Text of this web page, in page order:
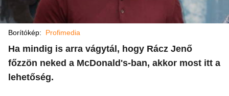
Borítókép: Profimedia
Ha mindig is arra vágytál, hogy Rácz Jenő
főzzön neked a McDonald's-ban, akkor most itt a
lehetőség.